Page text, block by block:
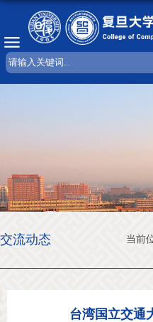
当前
交流动态
台湾国立交通